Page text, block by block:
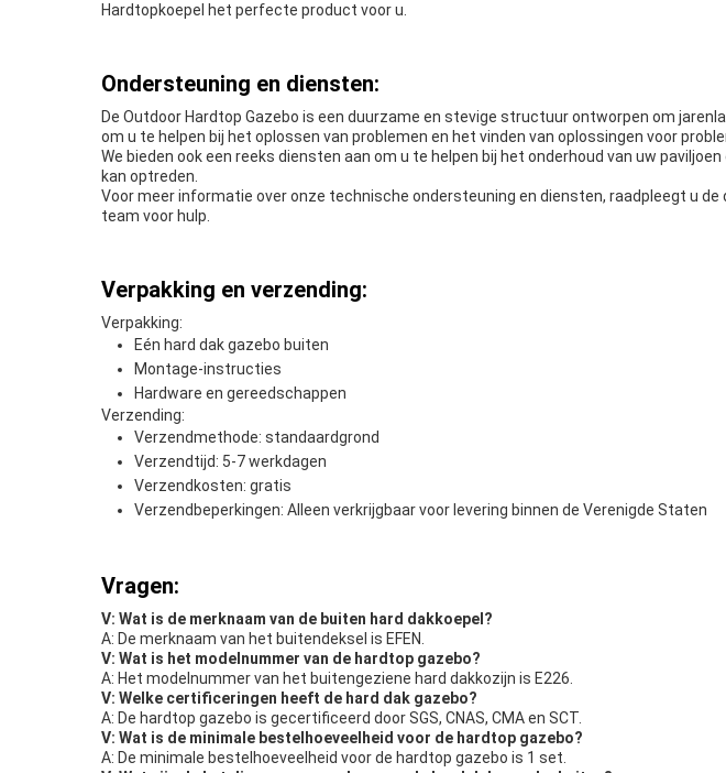
Hardtopkoepel het perfecte product voor u.
Ondersteuning en diensten:
De Outdoor Hardtop Gazebo is een duurzame en stevige structuur ontworpen om
om u te helpen bij het oplossen van problemen en het vinden van oplossingen voor
We bieden ook een reeks diensten aan om u te helpen bij het onderhoud van uw
kan optreden.
Voor meer informatie over onze technische ondersteuning en diensten, raadpleegt u
team voor hulp.
Verpakking en verzending:
Verpakking:
Eén hard dak gazebo buiten
Montage-instructies
Hardware en gereedschappen
Verzending:
Verzendmethode: standaardgrond
Verzendtijd: 5-7 werkdagen
Verzendkosten: gratis
Verzendbeperkingen: Alleen verkrijgbaar voor levering binnen de Verenigde Staten
Vragen:
V: Wat is de merknaam van de buiten hard dakkoepel?
A: De merknaam van het buitendeksel is EFEN.
V: Wat is het modelnummer van de hardtop gazebo?
A: Het modelnummer van het buitengeziene hard dakkozijn is E226.
V: Welke certificeringen heeft de hard dak gazebo?
A: De hardtop gazebo is gecertificeerd door SGS, CNAS, CMA en SCT.
V: Wat is de minimale bestelhoeveelheid voor de hardtop gazebo?
A: De minimale bestelhoeveelheid voor de hardtop gazebo is 1 set.